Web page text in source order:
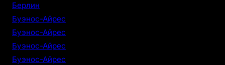
Берлин
Буэнос-Айрес
Буэнос-Айрес
Буэнос-Айрес
Буэнос-Айрес